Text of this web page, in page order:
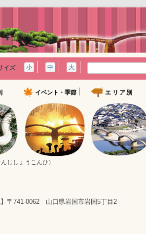
イズ 小 中 大
検
イベント・季節
イベントカレンダー
春のおすすめスポット
夏のおすすめスポット
秋のおすすめスポット
エリア別
錦帯橋周辺エリア
やましろエリア
柱島エリア
玖珂・周東エリア
じしょうこんひ）
】〒741-0062 山口県岩国市岩国5丁目2